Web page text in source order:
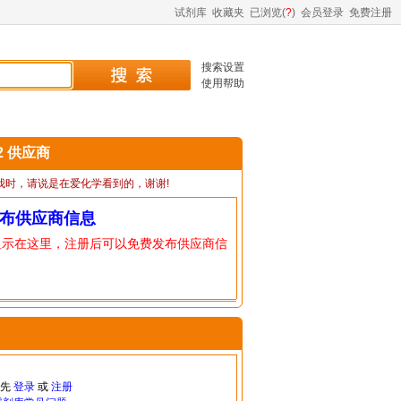
试剂库 收藏夹 已浏览(?) 会员登录 免费注册
搜索设置
使用帮助
供应商
时，请说是在爱化学看到的，谢谢!
供应商信息
在这里，注册后可以免费发布供应商信
登录或 注册